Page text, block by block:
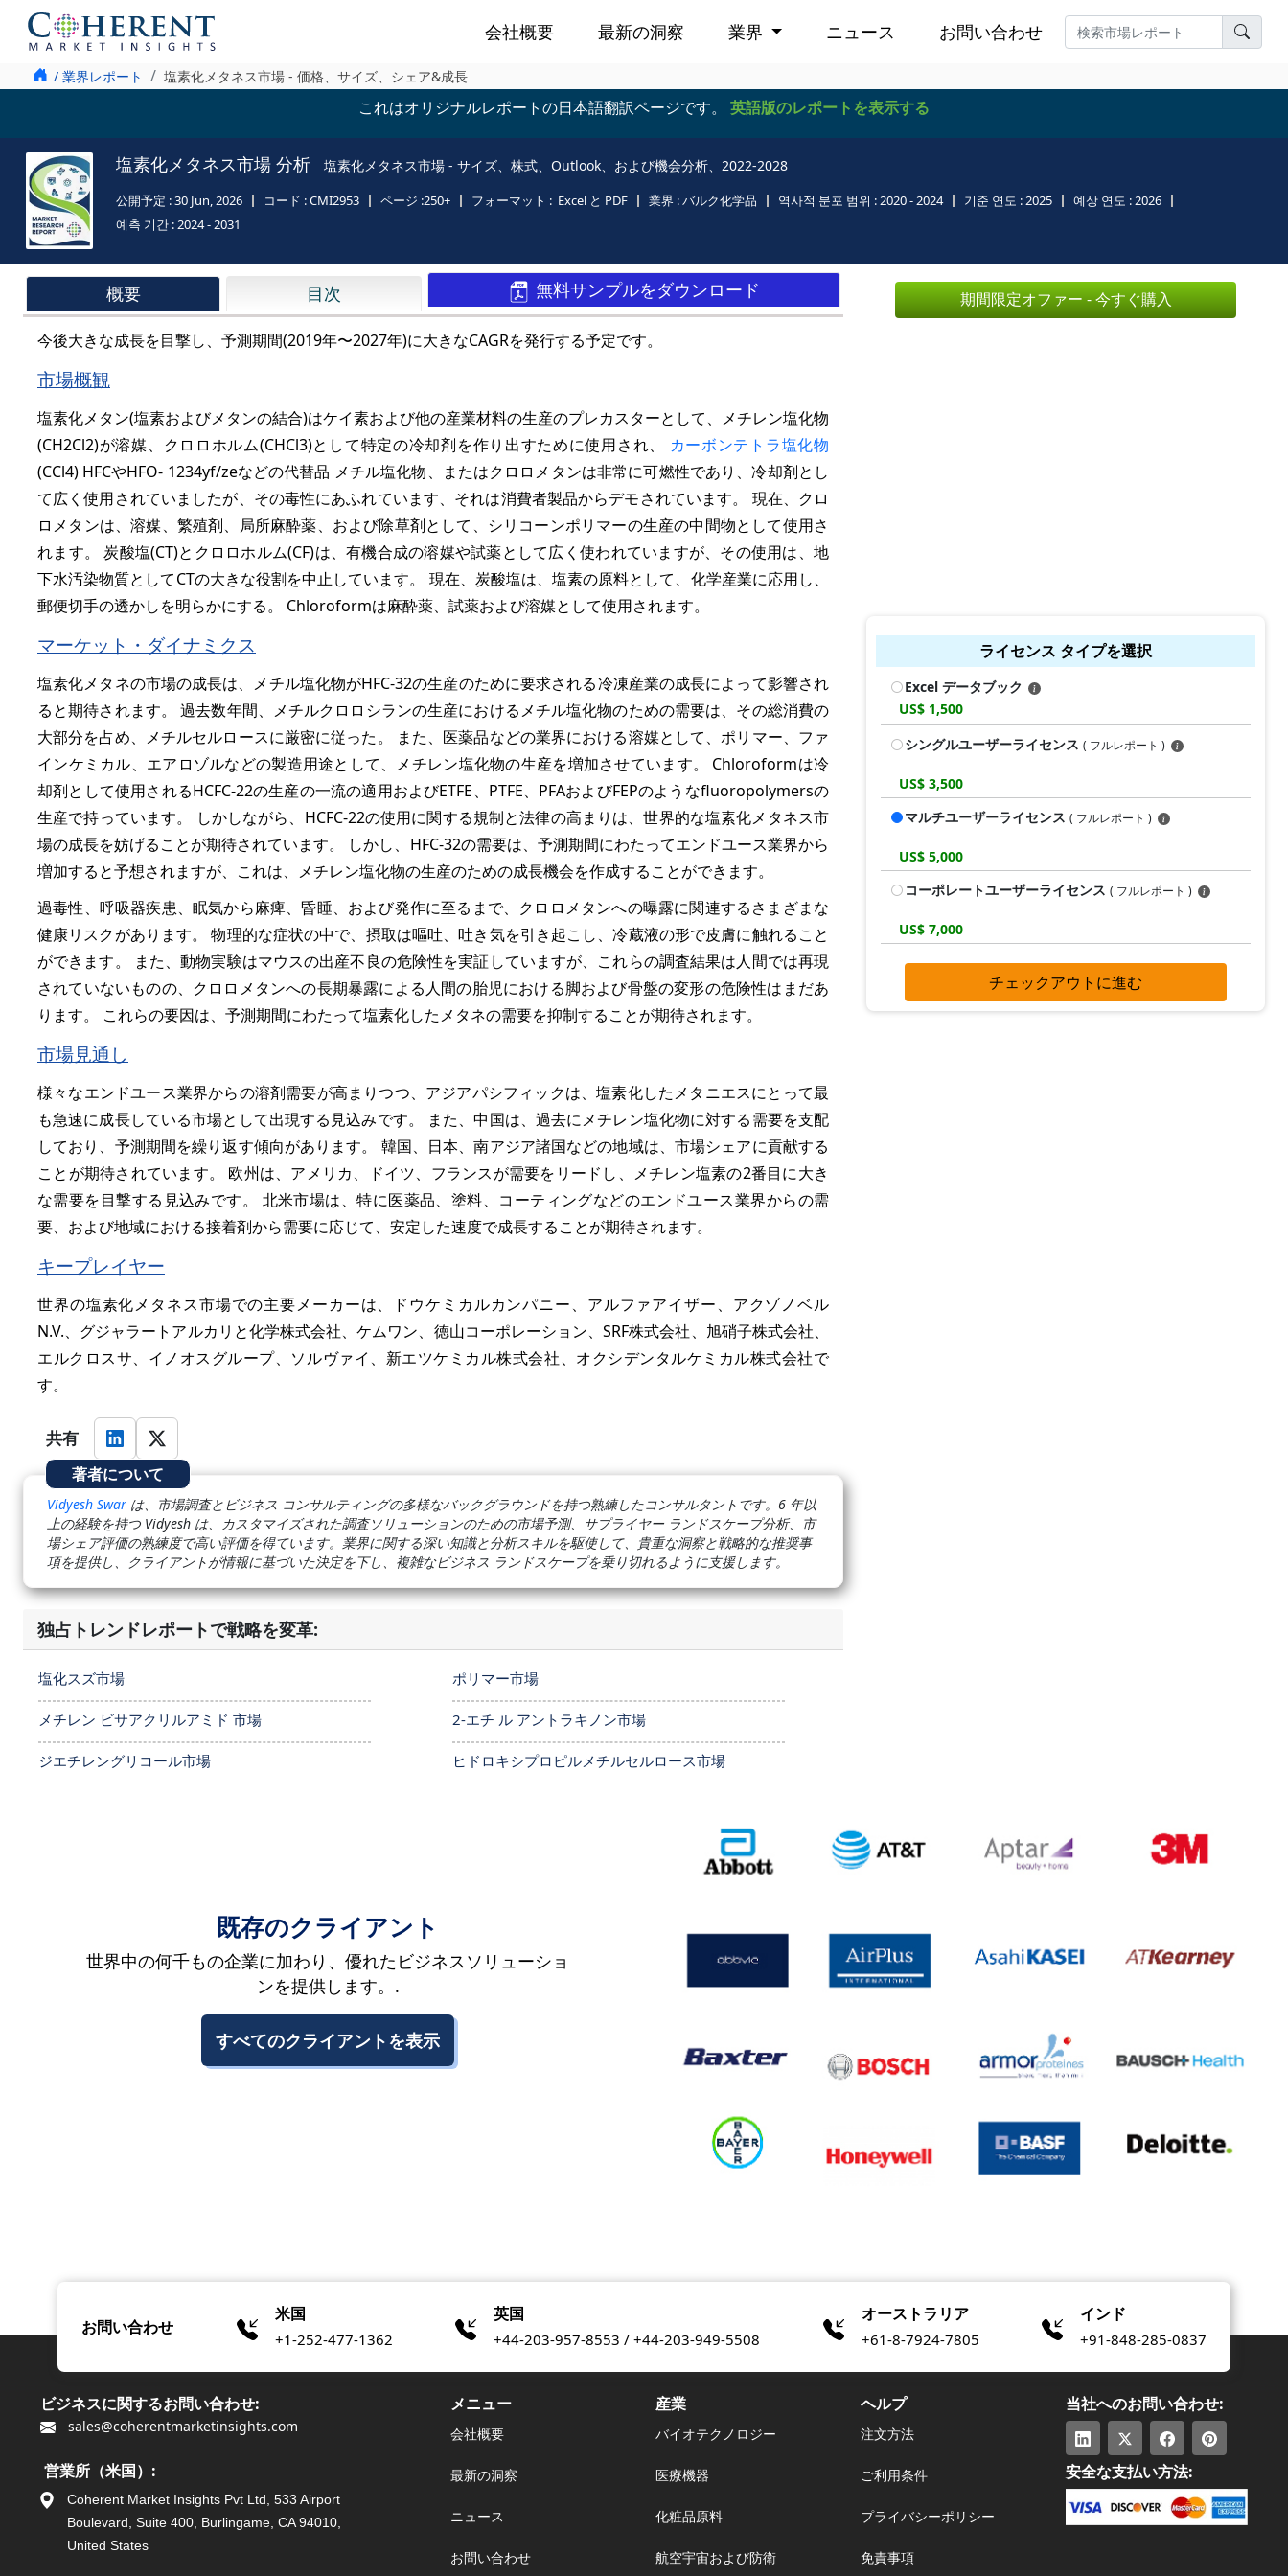
会社概要 最新の洞察 業界 ニュース お問い合わせ
/ 業界レポート 塩素化メタネス市場 - 価格、サイズ、シェア&成長
これはオリジナルレポートの日本語翻訳ページです。 英語版のレポートを表示する
塩素化メタネス市場 分析 塩素化メタネス市場 - サイズ、株式、Outlook、および機会分析、2022-2028
公開予定 :30 Jun, 2026 コード :CMI2953 ページ :250+ フォーマット : Excel と PDF 業界 :バルク化学品 역사적 분포 범위 :2020 - 2024 기준 연도 :2025 예상 연도 :2026
예측 기간 :2024 - 2031
概要 目次 無料サンプルをダウンロード
今後大きな成長を目撃し、予測期間(2019年〜2027年)に大きなCAGRを発行する予定です。
市場概観
塩素化メタン(塩素およびメタンの結合)はケイ素および他の産業材料の生産のプレカスターとして、メチレン塩化物
(CH2Cl2)が溶媒、クロロホルム(CHCl3)として特定の冷却剤を作り出すために使用され、
カーボンテトラ塩化物
(CCl4) HFCやHFO- 1234yf/zeなどの代替品 メチル塩化物、またはクロロメタンは非常に可燃性であり、冷却剤とし
て広く使用されていましたが、その毒性にあふれています、それは消費者製品からデモされています。 現在、クロ
ロメタンは、溶媒、繁殖剤、局所麻酔薬、および除草剤として、シリコーンポリマーの生産の中間物として使用さ
れます。 炭酸塩(CT)とクロロホルム(CF)は、有機合成の溶媒や試薬として広く使われていますが、その使用は、地
下水汚染物質としてCTの大きな役割を中止しています。 現在、炭酸塩は、塩素の原料として、化学産業に応用し、
郵便切手の透かしを明らかにする。 Chloroformは麻酔薬、試薬および溶媒として使用されます。
マーケット・ダイナミクス
塩素化メタネの市場の成長は、メチル塩化物がHFC-32の生産のために要求される冷凍産業の成長によって影響され
ると期待されます。 過去数年間、メチルクロロシランの生産におけるメチル塩化物のための需要は、その総消費の
大部分を占め、メチルセルロースに厳密に従った。 また、医薬品などの業界における溶媒として、ポリマー、ファ
インケミカル、エアロゾルなどの製造用途として、メチレン塩化物の生産を増加させています。 Chloroformは冷
却剤として使用されるHCFC-22の生産の一流の適用およびETFE、PTFE、PFAおよびFEPのようなfluoropolymersの
生産で持っています。 しかしながら、HCFC-22の使用に関する規制と法律の高まりは、世界的な塩素化メタネス市
場の成長を妨げることが期待されています。 しかし、HFC-32の需要は、予測期間にわたってエンドユース業界から
増加すると予想されますが、これは、メチレン塩化物の生産のための成長機会を作成することができます。
過毒性、呼吸器疾患、眠気から麻痺、昏睡、および発作に至るまで、クロロメタンへの曝露に関連するさまざまな
健康リスクがあります。 物理的な症状の中で、摂取は嘔吐、吐き気を引き起こし、冷蔵液の形で皮膚に触れること
ができます。 また、動物実験はマウスの出産不良の危険性を実証していますが、これらの調査結果は人間では再現
されていないものの、クロロメタンへの長期暴露による人間の胎児における脚および骨盤の変形の危険性はまだあ
ります。 これらの要因は、予測期間にわたって塩素化したメタネの需要を抑制することが期待されます。
市場見通し
様々なエンドユース業界からの溶剤需要が高まりつつ、アジアパシフィックは、塩素化したメタニエスにとって最
も急速に成長している市場として出現する見込みです。 また、中国は、過去にメチレン塩化物に対する需要を支配
しており、予測期間を繰り返す傾向があります。 韓国、日本、南アジア諸国などの地域は、市場シェアに貢献する
ことが期待されています。 欧州は、アメリカ、ドイツ、フランスが需要をリードし、メチレン塩素の2番目に大き
な需要を目撃する見込みです。 北米市場は、特に医薬品、塗料、コーティングなどのエンドユース業界からの需
要、および地域における接着剤から需要に応じて、安定した速度で成長することが期待されます。
キープレイヤー
世界の塩素化メタネス市場での主要メーカーは、ドウケミカルカンパニー、アルファアイザー、アクゾノベル
N.V.、グジャラートアルカリと化学株式会社、ケムワン、徳山コーポレーション、SRF株式会社、旭硝子株式会社、
エルクロスサ、イノオスグループ、ソルヴァイ、新エツケミカル株式会社、オクシデンタルケミカル株式会社で
す。
共有
著者について
Vidyesh Swar は、市場調査とビジネス コンサルティングの多様なバックグラウンドを持つ熟練したコンサルタントです。6 年以
上の経験を持つ Vidyesh は、カスタマイズされた調査ソリューションのための市場予測、サプライヤー ランドスケープ分析、市
場シェア評価の熟練度で高い評価を得ています。業界に関する深い知識と分析スキルを駆使して、貴重な洞察と戦略的な推奨事
項を提供し、クライアントが情報に基づいた決定を下し、複雑なビジネス ランドスケープを乗り切れるように支援します。
独占トレンドレポートで戦略を変革:
塩化スズ市場 ポリマー市場
メチレン ビサアクリルアミド 市場 2-エチ ル アントラキノン市場
ジエチレングリコール市場 ヒドロキシプロピルメチルセルロース市場
期間限定オファー - 今すぐ購入
ライセンス タイプを選択
Excel データブック
US$ 1,500
シングルユーザーライセンス ( フルレポート )
US$ 3,500
マルチユーザーライセンス ( フルレポート )
US$ 5,000
コーポレートユーザーライセンス ( フルレポート )
US$ 7,000
チェックアウトに進む
既存のクライアント
世界中の何千もの企業に加わり、優れたビジネスソリューショ
ンを提供します。.
すべてのクライアントを表示
お問い合わせ
米国
+1-252-477-1362
英国
+44-203-957-8553 / +44-203-949-5508
オーストラリア
+61-8-7924-7805
インド
+91-848-285-0837
ビジネスに関するお問い合わせ:
sales@coherentmarketinsights.com
営業所（米国）:
Coherent Market Insights Pvt Ltd, 533 Airport
Boulevard, Suite 400, Burlingame, CA 94010,
United States
メニュー
会社概要
最新の洞察
ニュース
お問い合わせ
産業
バイオテクノロジー
医療機器
化粧品原料
航空宇宙および防衛
ヘルプ
注文方法
ご利用条件
プライバシーポリシー
免責事項
当社へのお問い合わせ:
安全な支払い方法: